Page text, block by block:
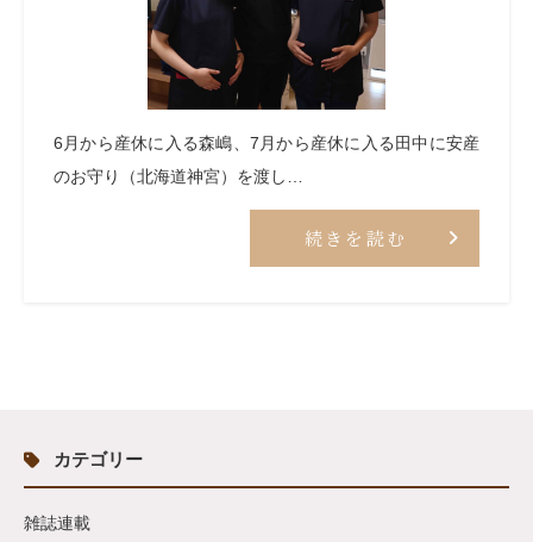
6月から産休に入る森嶋、7月から産休に入る田中に安産
のお守り（北海道神宮）を渡し…
続きを読む
カテゴリー
雑誌連載